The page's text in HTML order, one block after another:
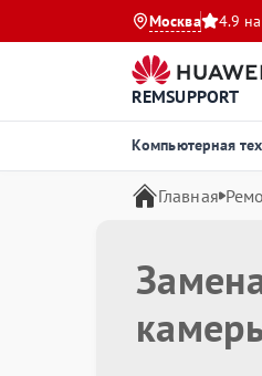
Москва 4.9
REMSUPPORT
Компьютерная
Главная